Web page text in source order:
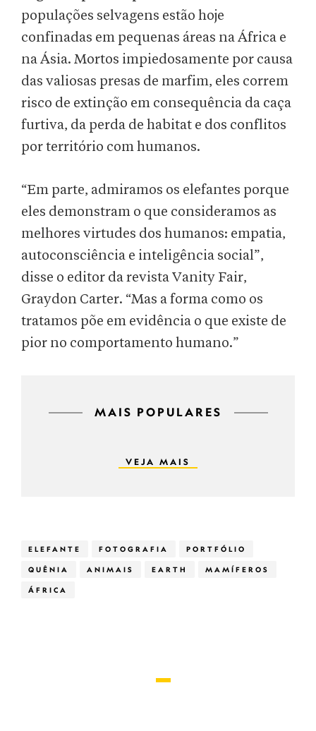
populações selvagens estão hoje
confinadas em pequenas áreas na África e
na Ásia. Mortos impiedosamente por causa
das valiosas presas de marfim, eles correm
risco de extinção em consequência da caça
furtiva, da perda de habitat e dos conflitos
por território com humanos.
“Em parte, admiramos os elefantes porque
eles demonstram o que consideramos as
melhores virtudes dos humanos: empatia,
autoconsciência e inteligência social”,
disse o editor da revista Vanity Fair,
Graydon Carter. “Mas a forma como os
tratamos põe em evidência o que existe de
pior no comportamento humano.”
MAIS POPULARES
VEJA MAIS
ELEFANTE FOTOGRAFIA PORTFÓLIO
QUÊNIA ANIMAIS EARTH MAMÍFEROS
ÁFRICA